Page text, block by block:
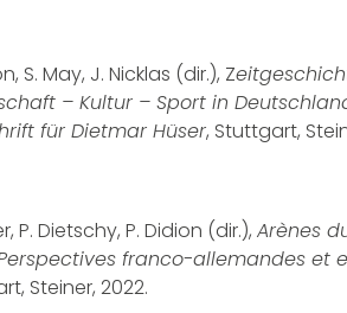
S. May, J. Nicklas (dir.), Z
– Kultur – Sport in
für Dietmar Hüser, Stuttgart,
P. Dietschy, P. Didion (dir.), Arènes
franco-allemandes et
Steiner, 2022.